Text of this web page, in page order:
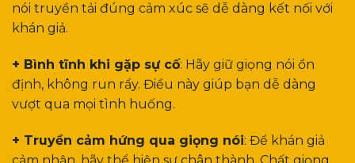
nói truyền tải đúng cảm xúc sẽ dễ dàng kết nối với
khán giả.
+ Bình tĩnh khi gặp sự cố: Hãy giữ giọng nói ổn
định, không run rẩy. Điều này giúp bạn dễ dàng
vượt qua mọi tình huống.
+ Truyền cảm hứng qua giọng nói: Để khán giả